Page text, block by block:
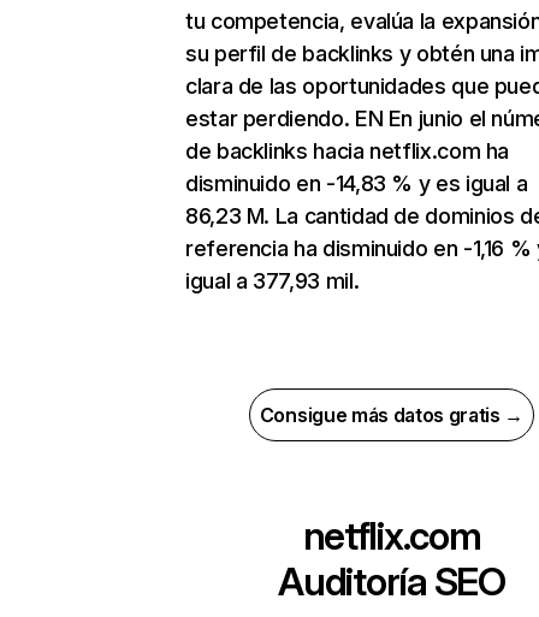
tu competencia, evalúa la
su perfil de backlinks y obtén una
clara de las oportunidades que
estar perdiendo. EN En junio el
de backlinks hacia netflix.com ha
disminuido en -14,83 % y es igual a
86,23 M. La cantidad de dominios
referencia ha disminuido en -1,16 %
igual a 377,93 mil.
Consigue más datos gratis →
netflix.com
Auditoría SEO